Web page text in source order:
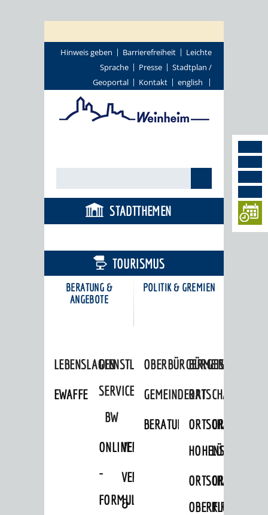
Hinweis geben Barrierefreiheit
Leichte
Sprache
Presse
Stadtplan /
Geoportal
Kontakt english
STADTTHEMEN
BERATUNG &
ANGEBOTE
LEBENSLAGEN
EWAFFE
DIENSTLEISTUNGEN
SERVICE
BW
ONLINE
-
FORMULARE
VERFAHRENSBESCHREIBUNG
VERSORGUNG
&
POLITIK & GREMIEN
OBERBÜRGERMEISTER
GEMEINDERAT
BERATUNGSERGEBNISSE
ORTSCHAFTSRÄTE
ORTSCHAFTSRAT
HOHENSACHSEN
ORTSCHAFTSRAT
TOURISMUS
KARRIEREPORTAL